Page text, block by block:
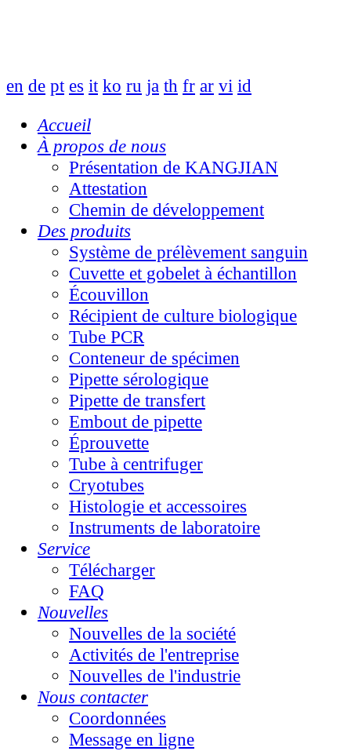
en de pt es it ko ru ja th fr ar vi id
Accueil
À propos de nous
Présentation de KANGJIAN
Attestation
Chemin de développement
Des produits
Système de prélèvement sanguin
Cuvette et gobelet à échantillon
Écouvillon
Récipient de culture biologique
Tube PCR
Conteneur de spécimen
Pipette sérologique
Pipette de transfert
Embout de pipette
Éprouvette
Tube à centrifuger
Cryotubes
Histologie et accessoires
Instruments de laboratoire
Service
Télécharger
FAQ
Nouvelles
Nouvelles de la société
Activités de l'entreprise
Nouvelles de l'industrie
Nous contacter
Coordonnées
Message en ligne